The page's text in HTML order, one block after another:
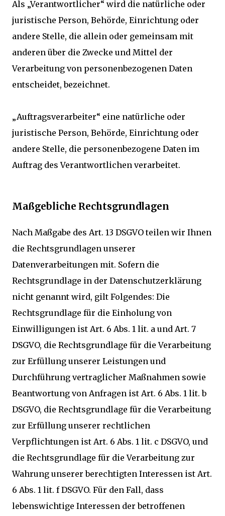
Als „Verantwortlicher“ wird die natürliche oder
juristische Person, Behörde, Einrichtung oder
andere Stelle, die allein oder gemeinsam mit
anderen über die Zwecke und Mittel der
Verarbeitung von personenbezogenen Daten
entscheidet, bezeichnet.
„Auftragsverarbeiter“ eine natürliche oder
juristische Person, Behörde, Einrichtung oder
andere Stelle, die personenbezogene Daten im
Auftrag des Verantwortlichen verarbeitet.
Maßgebliche Rechtsgrundlagen
Nach Maßgabe des Art. 13 DSGVO teilen wir Ihnen
die Rechtsgrundlagen unserer
Datenverarbeitungen mit. Sofern die
Rechtsgrundlage in der Datenschutzerklärung
nicht genannt wird, gilt Folgendes: Die
Rechtsgrundlage für die Einholung von
Einwilligungen ist Art. 6 Abs. 1 lit. a und Art. 7
DSGVO, die Rechtsgrundlage für die Verarbeitung
zur Erfüllung unserer Leistungen und
Durchführung vertraglicher Maßnahmen sowie
Beantwortung von Anfragen ist Art. 6 Abs. 1 lit. b
DSGVO, die Rechtsgrundlage für die Verarbeitung
zur Erfüllung unserer rechtlichen
Verpflichtungen ist Art. 6 Abs. 1 lit. c DSGVO, und
die Rechtsgrundlage für die Verarbeitung zur
Wahrung unserer berechtigten Interessen ist Art.
6 Abs. 1 lit. f DSGVO. Für den Fall, dass
lebenswichtige Interessen der betroffenen